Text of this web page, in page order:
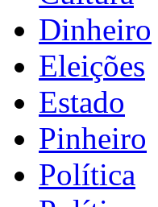
Dinheiro
Eleições
Estado
Pinheiro
Política